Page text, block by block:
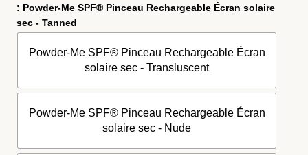
: Powder-Me SPF® Pinceau Rechargeable Écran solaire
sec - Tanned
Powder-Me SPF® Pinceau Rechargeable Écran
solaire sec - Transluscent
Powder-Me SPF® Pinceau Rechargeable Écran
solaire sec - Nude